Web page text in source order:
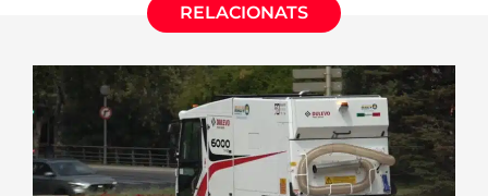
RELACIONATS